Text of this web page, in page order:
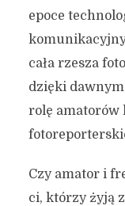
epoce
cała rzesza
dzięki
rolę amatorów
Czy amator i
ci, którzy żyją